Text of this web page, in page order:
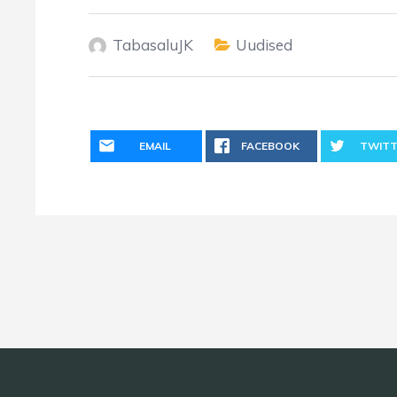
TabasaluJK Uudised
EMAIL FACEBOOK